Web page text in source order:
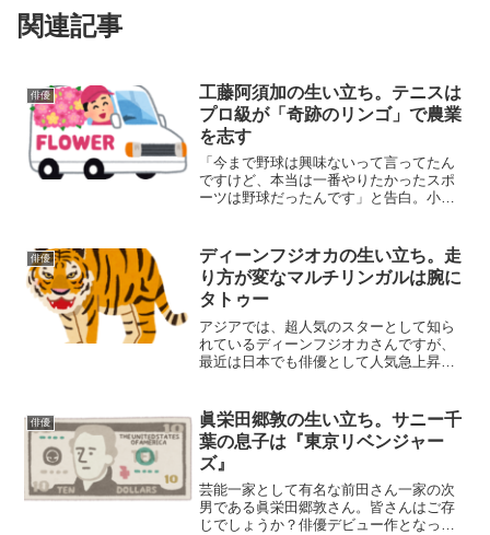
関連記事
俳優
工藤阿須加の生い立ち。テニスは
プロ級が「奇跡のリンゴ」で農業
を志す
「今まで野球は興味ないって言ってたん
ですけど、本当は一番やりたかったスポ
ーツは野球だったんです」と告白。小学
た過去があり、テニスでプロを目指し、
取り組んでいましたが、右...
俳優
ディーンフジオカの生い立ち。走
り方が変なマルチリンガルは腕に
タトゥー
アジアでは、超人気のスターとして知ら
れているディーンフジオカさんですが、
最近は日本でも俳優として人気急上昇中
語、英語、中国語、インドネシア語など
５か国語を使いこなすマルチ...
俳優
眞栄田郷敦の生い立ち。サニー千
葉の息子は『東京リベンジャー
ズ』
芸能一家として有名な前田さん一家の次
男である眞栄田郷敦さん。皆さんはご存
じでしょうか？俳優デビュー作となった